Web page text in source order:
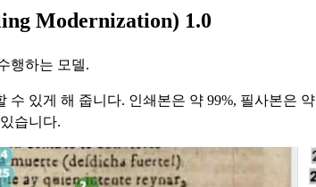
Modernization) 1.0
행하는 모델.
있게 해 줍니다. 인쇄본은 약 99%, 필사본은
습니다.